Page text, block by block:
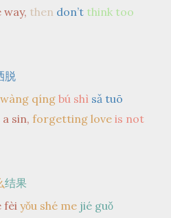
way, then don’t think too
脱
wàng qíng bú shì sǎ tuō
a sin, forgetting love is not
结果
fèi yǒu shé me jié guǒ